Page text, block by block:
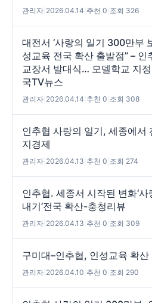
관리자 2026.04.14 추천 0 조회 326
대전서 ‘사랑의 일기 300만부
성교육 전국 확산 출발점” –
교장서 발대식… 모델학교 지
국TV뉴스
관리자 2026.04.14 추천 0 조회 308
인추협 사랑의 일기, 세종에서
지경제
관리자 2026.04.13 추천 0 조회 274
인추협. 세종서 시작된 변화‘
내기’전국 확산-충청리뷰
관리자 2026.04.13 추천 0 조회 309
구미대–인추협, 인성교육 확
관리자 2026.04.10 추천 0 조회 290